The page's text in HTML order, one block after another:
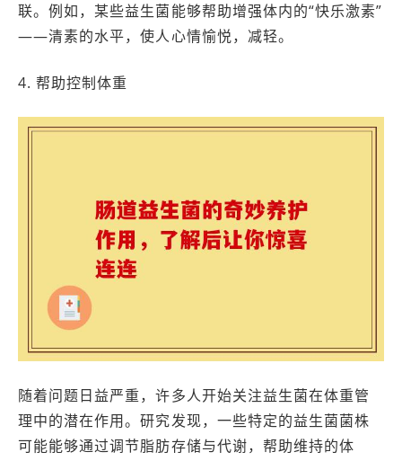
联。例如，某些益生菌能够帮助增强体内的“快乐激素”
——清素的水平，使人心情愉悦，减轻。
4. 帮助控制体重
随着问题日益严重，许多人开始关注益生菌在体重管
理中的潜在作用。研究发现，一些特定的益生菌菌株
可能能够通过调节脂肪存储与代谢，帮助维持的体